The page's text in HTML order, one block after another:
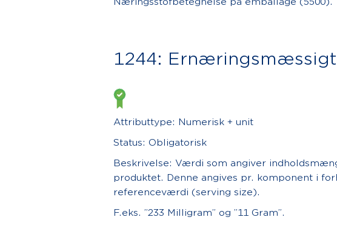
1244:
Attributtype: Numerisk + unit
Status: Obligatorisk
Beskrivelse: Værdi som angiver
produktet. Denne angives pr. komponent i
referenceværdi (serving size).
F.eks. ”233 Milligram” og ”11 Gram”.